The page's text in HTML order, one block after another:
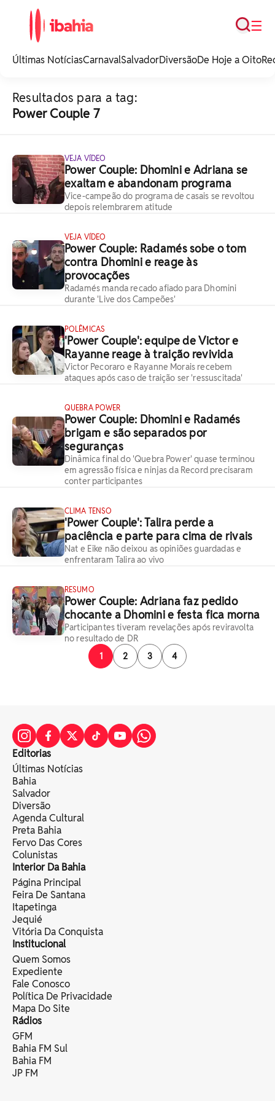
noticias e
☰
Busca
Últimas NotíciasCarnavalSalvadorDiversãoDe Hoje a Oito
Resultados para a tag:
Power Couple 7
VEJA VÍDEO
Power Couple: Dhomini e Adriana se
exaltam e abandonam programa
Vice-campeão do programa de casais se revoltou
depois relembrarem atitude
VEJA VÍDEO
Power Couple: Radamés sobe o tom
contra Dhomini e reage às
provocações
Radamés manda recado afiado para Dhomini
durante 'Live dos Campeões'
POLÊMICAS
'Power Couple': equipe de Victor e
Rayanne reage à traição revivida
Victor Pecoraro e Rayanne Morais recebem
ataques após caso de traição ser 'ressuscitada'
QUEBRA POWER
Power Couple: Dhomini e Radamés
brigam e são separados por
seguranças
Dinâmica final do 'Quebra Power' quase terminou
em agressão física e ninjas da Record precisaram
conter participantes
CLIMA TENSO
'Power Couple': Talira perde a
paciência e parte para cima de rivais
Nat e Eike não deixou as opiniões guardadas e
enfrentaram Talira ao vivo
RESUMO
Power Couple: Adriana faz pedido
chocante a Dhomini e festa fica morna
Participantes tiveram revelações após reviravolta
no resultado de DR
1
2 3 4
Editorias
Últimas Notícias
Bahia
Salvador
Diversão
Agenda Cultural
Preta Bahia
Fervo Das Cores
Colunistas
Interior Da Bahia
Página Principal
Feira De Santana
Itapetinga
Jequié
Vitória Da Conquista
Institucional
Quem Somos
Expediente
Fale Conosco
Política De Privacidade
Mapa Do Site
Rádios
GFM
Bahia FM Sul
Bahia FM
JP FM